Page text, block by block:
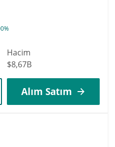
Hacim
$8,67B
Alım Satım